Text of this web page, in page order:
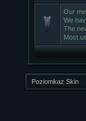
Our
We
The
Most